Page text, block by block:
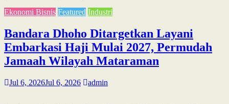
Ekonomi Bisnis Featured Industri
Bandara Dhoho Ditargetkan Layani
Embarkasi Haji Mulai 2027, Permudah
Jamaah Wilayah Mataraman
Jul 6, 2026Jul 6, 2026 admin